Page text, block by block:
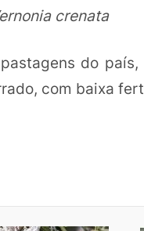
crenata
do
com baixa